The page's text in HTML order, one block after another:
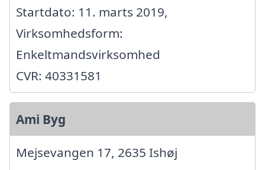
Startdato: 11. marts 2019,
Virksomhedsform:
Enkeltmandsvirksomhed
CVR: 40331581
Ami Byg
Mejsevangen 17, 2635 Ishøj